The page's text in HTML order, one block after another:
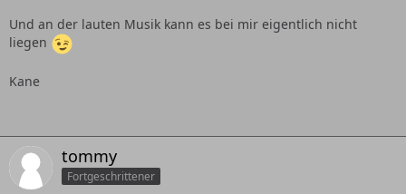
Und an der lauten Musik kann es bei mir eigentlich nicht
liegen
Kane
tommy
Fortgeschrittener